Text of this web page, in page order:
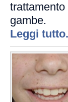
gambe.
Leggi